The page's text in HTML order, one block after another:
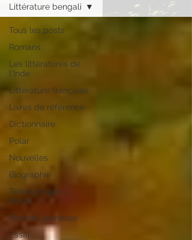
Tous les posts
Romans
Les littératures de
l'Inde
Littérature française
Livres de référence
Dictionnaire
Polar
Nouvelles
Biographie
Témoignages /
Récits
Romans jeunesse
Essai
Littérature bengali